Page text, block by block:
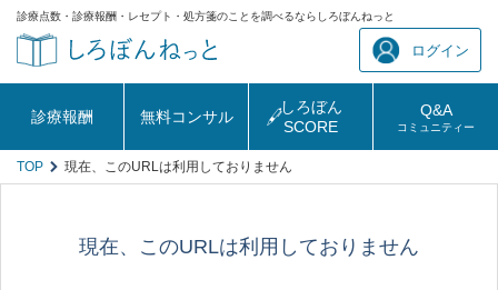
診療点数・診療報酬・レセプト・処方箋のことを調べるならしろぼんねっと
ログイン
診療報酬 無料コンサル
しろぼん
SCORE
Q&A
コミュニティー
TOP 現在、このURLは利用しておりません
現在、このURLは利用しておりません